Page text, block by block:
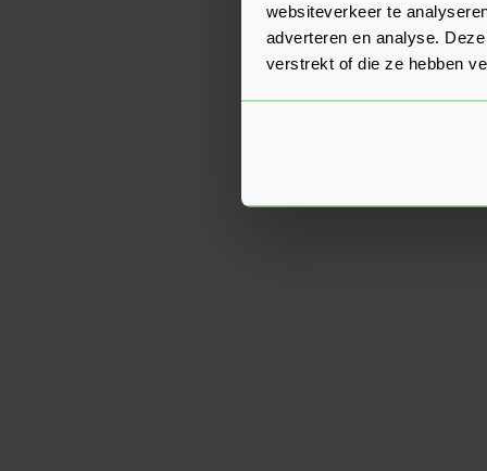
websiteverkeer te
adverteren en analyse.
verstrekt of die ze hebben